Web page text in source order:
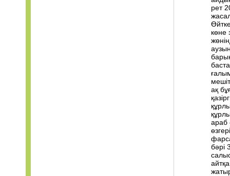
рет
көне
ақ
араб
бәрі